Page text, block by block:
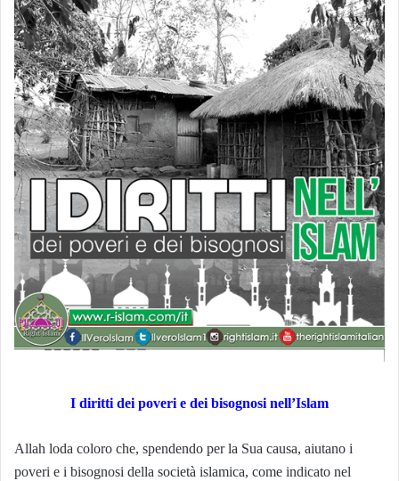
I diritti dei poveri e dei bisognosi nell’Islam
Allah loda coloro che, spendendo per la Sua causa, aiutano i
poveri e i bisognosi della società islamica, come indicato nel